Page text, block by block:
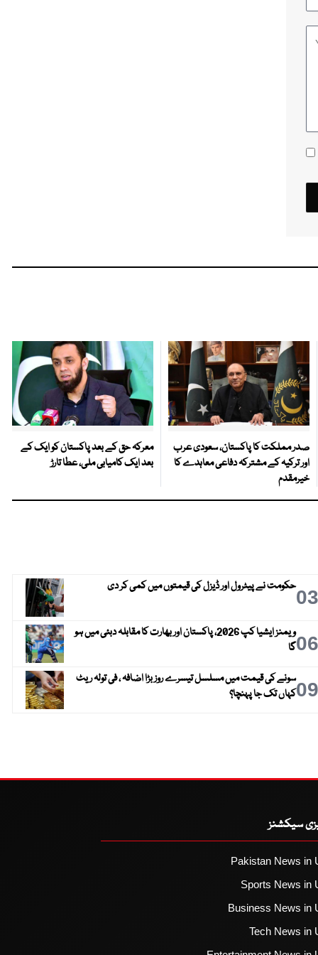
صدر مملکت کا پاکستان، سعودی عرب
اور ترکیہ کے مشترکہ دفاعی معاہدے کا
خیرمقدم
معرکہ حق کے بعد پاکستان کو ایک کے
بعد ایک کامیابی ملی، عطا تارڑ
03حکومت نے پیٹرول اور ڈیزل کی قیمتوں میں کمی کر دی
06
ویمنز ایشیا کپ 2026، پاکستان اور بھارت کا مقابلہ دبئی میں ہو
گا
09سونے کی قیمت میں مسلسل تیسرے روز بڑا اضافہ ، فی تولہ ریٹ
کہاں تک جا پہنچا؟
سیکشنز
Pakistan News in
Sports News in
Business News in
Tech News in